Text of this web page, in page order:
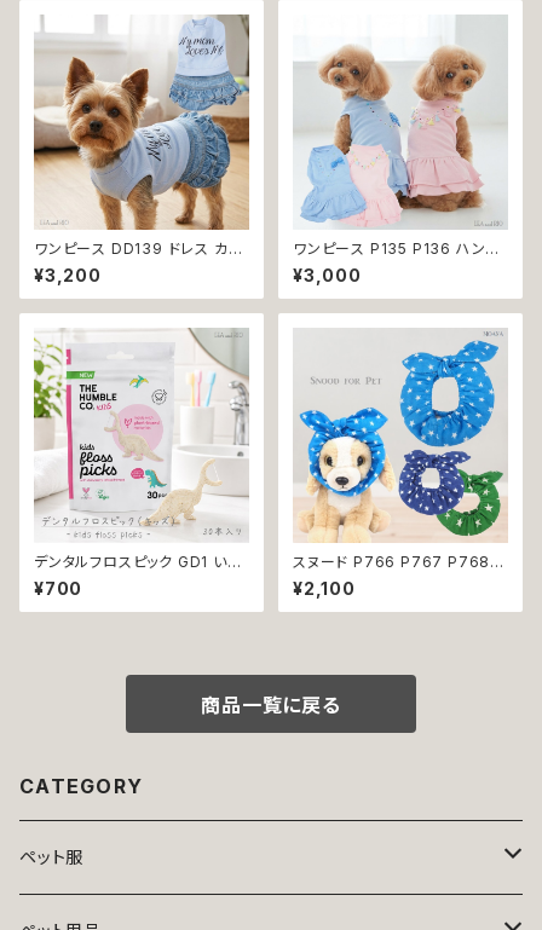
柄 小型犬 子犬 仔犬 夏 送料無
料 返品交換不可
ワンピース DD139 ドレス カジ
ュアル スカート ハンドメイド パ
ピー 小型犬 犬 猫 ペット 服 犬
服 犬の服 猫服 猫の服 ドッグウ
け 返品交換不可
¥3,200
ワンピース P135 P136 ハンド
メイド ピンク ブルー ナチュラル
カラー パステルカラー ふんわり
カラー キラキラ ドッグウェア do
わいい おしゃれ デイリー フリン
ジ リボン ビーズ フリル ティア
ード 小型犬 返品交換不可
¥3,000
デンタルフロスピック GD1 いち
ごフレーバーデンタルフロス TH
E HUMBLE CO. 30本入り い
ちごフレーバー 恐竜 フロス 歯
¥700
スヌード P766 P767 P768
カチューシャ うさ耳 たれ耳 うさ
みみ ドッグウェア ドッグ ウェア
ドッグウエア 犬 猫 ペット 服 犬
不可
¥2,100
商品一覧に戻る
CATEGORY
ペット服